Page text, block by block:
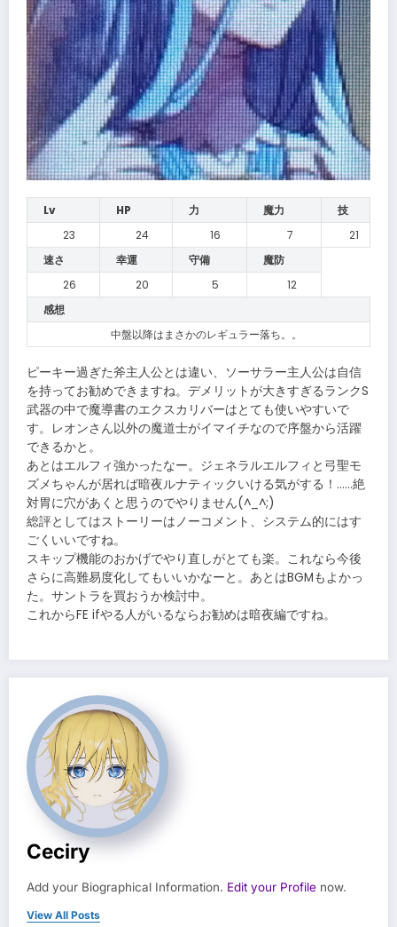
Lv HP 力 魔力
技
23
24 16 7
21
速さ
幸運 守備
魔防
26
20 5
12
感想
中盤以降はまさかのレギュラー落ち。。
ピーキー過ぎた斧主人公とは違い、ソーサラー主人公は自信
を持ってお勧めできますね。デメリットが大きすぎるランクS
武器の中で魔導書のエクスカリバーはとても使いやすいで
す。レオンさん以外の魔道士がイマイチなので序盤から活躍
できるかと。
あとはエルフィ強かったなー。ジェネラルエルフィと弓聖モ
ズメちゃんが居れば暗夜ルナティックいける気がする！……絶
対胃に穴があくと思うのでやりません(^_^;)
総評としてはストーリーはノーコメント、システム的にはす
ごくいいですね。
スキップ機能のおかげでやり直しがとても楽。これなら今後
さらに高難易度化してもいいかなーと。あとはBGMもよかっ
た。サントラを買おうか検討中。
これからFE ifやる人がいるならお勧めは暗夜編ですね。
Ceciry
Add your Biographical Information. Edit your Profile now.
View All Posts